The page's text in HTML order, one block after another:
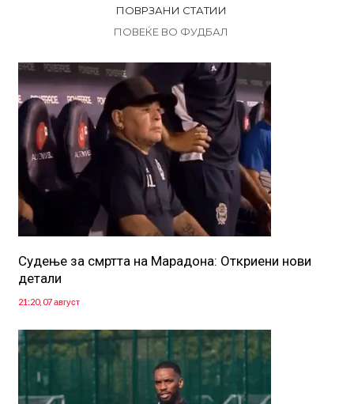
ПОВРЗАНИ СТАТИИ
ПОВЕЌЕ ВО ФУДБАЛ
Судење за смртта на Марадона: Откриени нови
детали
21:20, 07 август